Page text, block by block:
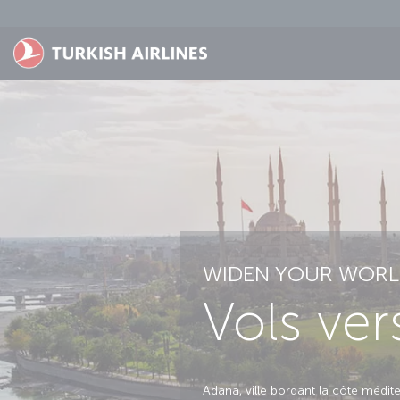
WIDEN YOUR
Vols
Adana, ville bordant la côte